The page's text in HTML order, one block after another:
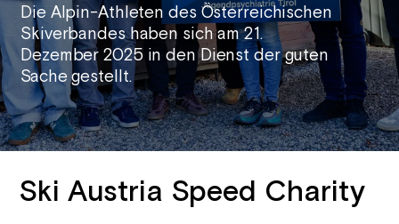
Die Alpin-Athleten des Österreichischen
Skiverbandes haben sich am 21.
Dezember 2025 in den Dienst der guten
Sache gestellt.
Ski Austria Speed Charity